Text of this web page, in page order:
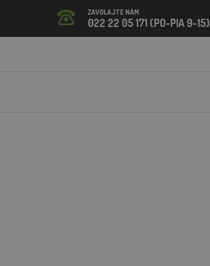
ZAVOLAJTE NÁM
022 22 05 171 (PO-PIA 9-15)